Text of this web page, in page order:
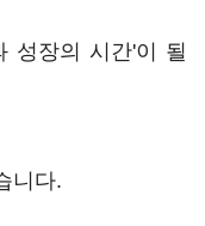
성장의 시간'이 될
니다.